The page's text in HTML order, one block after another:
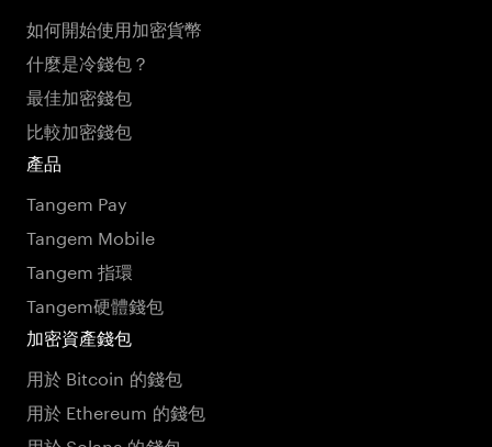
如何開始使用加密貨幣
什麼是冷錢包？
最佳加密錢包
比較加密錢包
產品
Tangem Pay
Tangem Mobile
Tangem 指環
Tangem硬體錢包
加密資產錢包
用於 Bitcoin 的錢包
用於 Ethereum 的錢包